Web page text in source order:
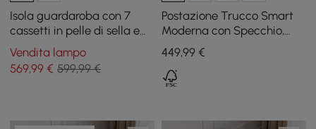
Isola guardaroba con 7
cassetti in pelle di sella e
piano in vetro, con luce e
espositore per gioielli
Vendita lampo
569,99 € 599,99 €
Postazione Trucco Smart
Moderna con Specchio,
Bianca
449,99€